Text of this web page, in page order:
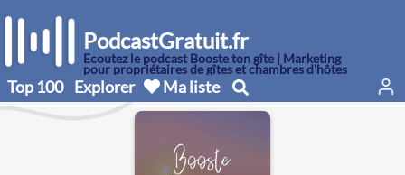
PodcastGratuit.fr
Écoutez le podcast Booste ton gîte | Marketing
pour propriétaires de gîtes et chambres d'hôtes
Top 100 Explorer Ma liste